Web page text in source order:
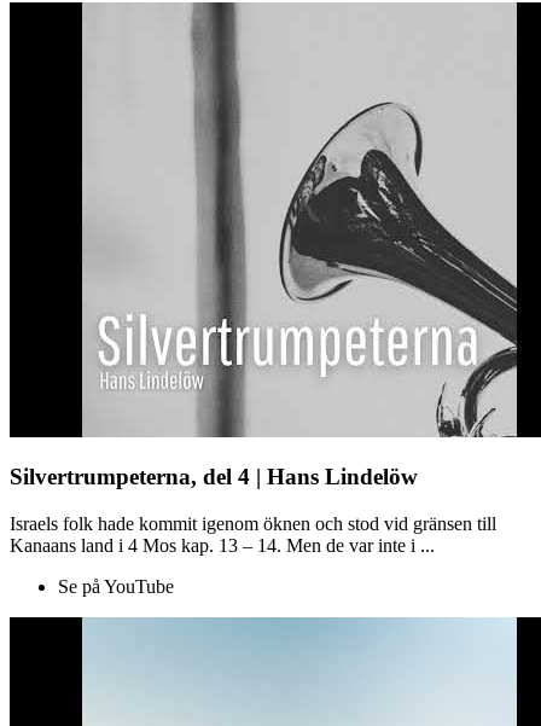
Silvertrumpeterna, del 4 | Hans Lindelöw
Israels folk hade kommit igenom öknen och stod vid gränsen till
Kanaans land i 4 Mos kap. 13 – 14. Men de var inte i ...
Se på YouTube